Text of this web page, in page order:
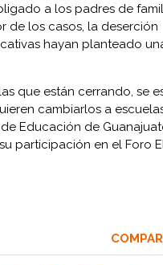
a los padres de
de los casos, la deserción
hayan planteado
que están cerrando, se
cambiarlos a
Educación de
participación en el Foro